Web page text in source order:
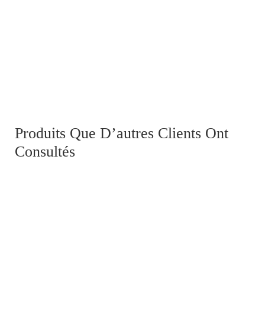
Produits Que D’autres Clients Ont
Consultés